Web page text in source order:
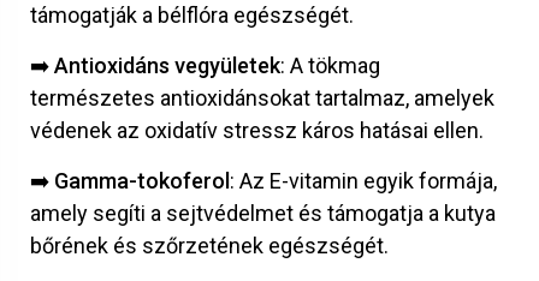
támogatják a bélflóra egészségét.
➡️Antioxidáns vegyületek: A tökmag
természetes antioxidánsokat tartalmaz, amelyek
védenek az oxidatív stressz káros hatásai ellen.
➡️ Gamma-tokoferol: Az E-vitamin egyik formája,
amely segíti a sejtvédelmet és támogatja a kutya
bőrének és szőrzetének egészségét.